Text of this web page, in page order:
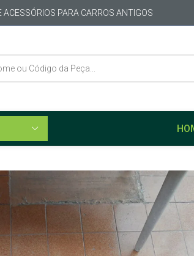
ACESSÓRIOS PARA CARROS ANTIGOS